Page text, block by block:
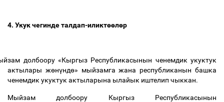
4. Укук чегинде талдап-иликтөөлөр
долбоору «Кыргыз Республикасынын ченемдик укуктук
актылары жөнүндө» мыйзамга жана республиканын башка
ченемдик укуктук актыларына ылайык иштелип чыккан.
Мыйзам долбоору Кыргыз Республикасынын